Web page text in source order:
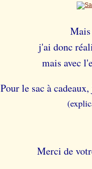
j'ai donc
mais avec
Pour le sac à
Merci de